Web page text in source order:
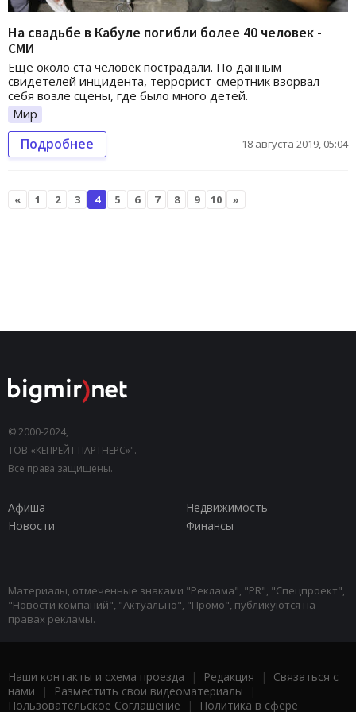
На свадьбе в Кабуле погибли более 40 человек -
СМИ
Еще около ста человек пострадали. По данным
свидетелей инцидента, террорист-смертник взорвал
себя возле сцены, где было много детей.
Мир
Подробнее 18 августа 2019, 05:04
« 1 2 3 4 5 6 7 8 9 10 »
© 2000-2024,
ТОВ «КЕПРЕЙТ ПАРТНЕРС»".
Все права защищены.
Афиша
Недвижимость
Новости
Финансы
Материалы, отмеченные знаками "Реклама", "PR", "Спецпроект",
"Новости компаний", "Актуально", "Промо", публикуются на
правах рекламы.
Наши контакты и схема проезда | Редакция | Связаться с
нами | Разместить свои видеоматериалы |
Пользовательское Соглашение | Политика в сфере